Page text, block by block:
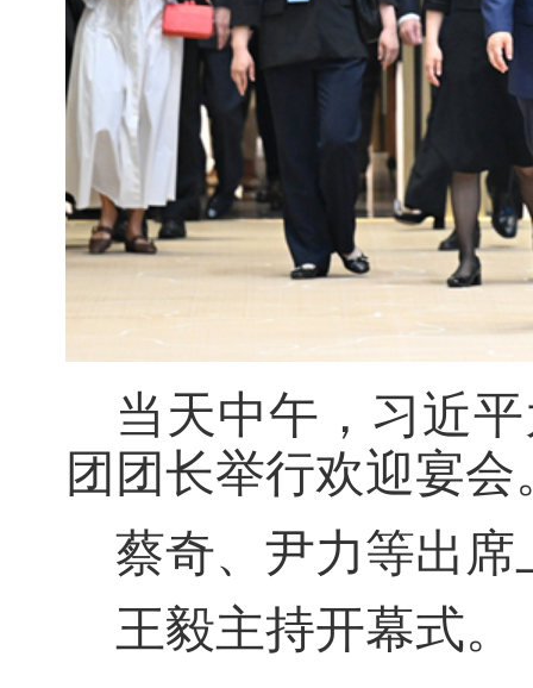
当天中午，习近
团团长举行欢迎宴会
蔡奇、尹力等出席
王毅主持开幕式。